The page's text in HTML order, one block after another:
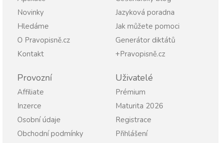
Novinky
Hledáme
O Pravopisně.cz
Kontakt
Jazyková poradna
Jak můžete pomoci
Generátor diktátů
+Pravopisně.cz
Provozní
Affiliate
Inzerce
Osobní údaje
Obchodní podmínky
Uživatelé
Prémium
Maturita 2026
Registrace
Přihlášení